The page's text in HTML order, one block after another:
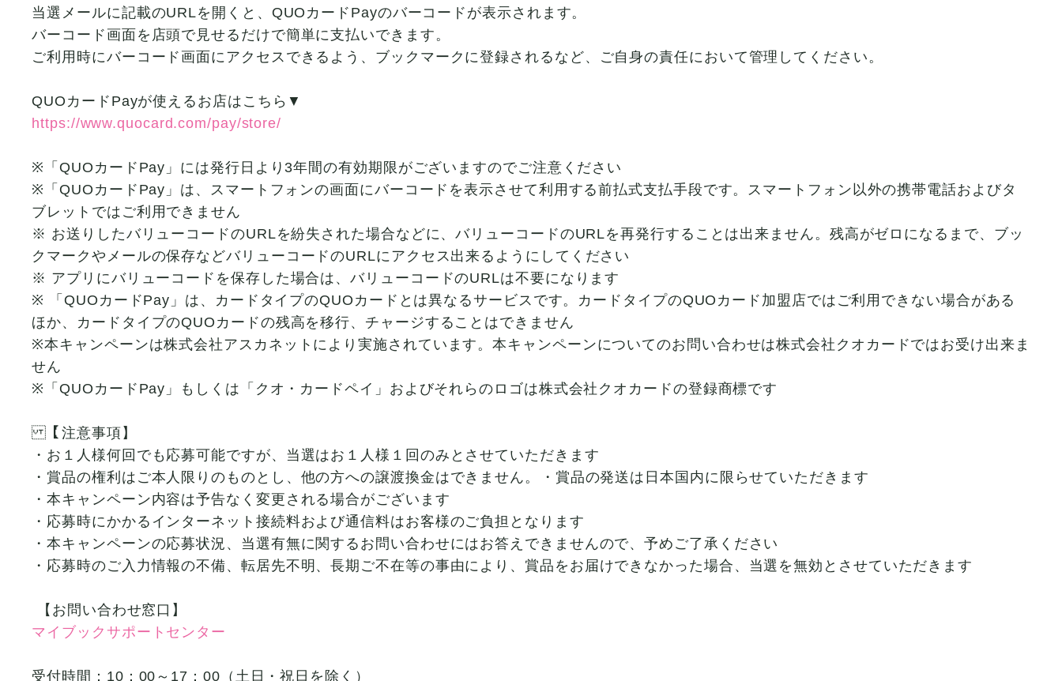
当選メールに記載のURLを開くと、QUOカードPayのバーコードが表示されます。
バーコード画面を店頭で見せるだけで簡単に支払いできます。
ご利用時にバーコード画面にアクセスできるよう、ブックマークに登録されるなど、ご自身の責任において管理してください。
QUOカードPayが使えるお店はこちら▼
https://www.quocard.com/pay/store/
※「QUOカードPay」には発行日より3年間の有効期限がございますのでご注意ください
※「QUOカードPay」は、スマートフォンの画面にバーコードを表示させて利用する前払式支払手段です。スマートフォン以外の携帯電話およびタ
ブレットではご利用できません
※ お送りしたバリューコードのURLを紛失された場合などに、バリューコードのURLを再発行することは出来ません。残高がゼロになるまで、ブッ
クマークやメールの保存などバリューコードのURLにアクセス出来るようにしてください
※ アプリにバリューコードを保存した場合は、バリューコードのURLは不要になります
※ 「QUOカードPay」は、カードタイプのQUOカードとは異なるサービスです。カードタイプのQUOカード加盟店ではご利用できない場合がある
ほか、カードタイプのQUOカードの残高を移行、チャージすることはできません
※本キャンペーンは株式会社アスカネットにより実施されています。本キャンペーンについてのお問い合わせは株式会社クオカードではお受け出来ま
せん
※「QUOカードPay」もしくは「クオ・カードペイ」およびそれらのロゴは株式会社クオカードの登録商標です
【注意事項】
・お１人様何回でも応募可能ですが、当選はお１人様１回のみとさせていただきます
・賞品の権利はご本人限りのものとし、他の方への譲渡換金はできません。 ・賞品の発送は日本国内に限らせていただきます
・本キャンペーン内容は予告なく変更される場合がございます
・応募時にかかるインターネット接続料および通信料はお客様のご負担となります
・本キャンペーンの応募状況、当選有無に関するお問い合わせにはお答えできませんので、予めご了承ください
・応募時のご入力情報の不備、転居先不明、長期ご不在等の事由により、賞品をお届けできなかった場合、当選を無効とさせていただきます
【お問い合わせ窓口】
マイブックサポートセンター
受付時間：10：00～17：00（土日・祝日を除く）